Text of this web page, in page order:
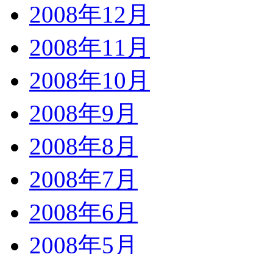
2008年12月
2008年11月
2008年10月
2008年9月
2008年8月
2008年7月
2008年6月
2008年5月